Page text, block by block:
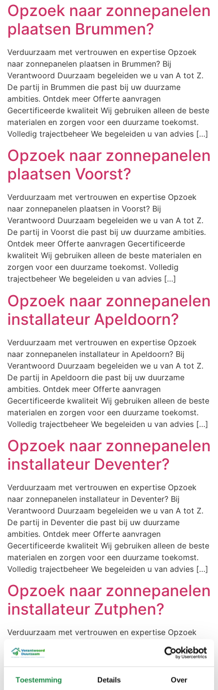
Toestemming Details Over
Opzoek naar zonnepanelen
plaatsen Brummen?
Verduurzaam met vertrouwen en expertise Opzoek
naar zonnepanelen plaatsen in Brummen? Bij
Verantwoord Duurzaam begeleiden we u van A tot Z.
De partij in Brummen die past bij uw duurzame
ambities. Ontdek meer Offerte aanvragen
Gecertificeerde kwaliteit Wij gebruiken alleen de beste
materialen en zorgen voor een duurzame toekomst.
Volledig trajectbeheer We begeleiden u van advies […]
Opzoek naar zonnepanelen
plaatsen Voorst?
Verduurzaam met vertrouwen en expertise Opzoek
naar zonnepanelen plaatsen in Voorst? Bij
Verantwoord Duurzaam begeleiden we u van A tot Z.
De partij in Voorst die past bij uw duurzame ambities.
Ontdek meer Offerte aanvragen Gecertificeerde
kwaliteit Wij gebruiken alleen de beste materialen en
zorgen voor een duurzame toekomst. Volledig
trajectbeheer We begeleiden u van advies […]
Opzoek naar zonnepanelen
installateur Apeldoorn?
Verduurzaam met vertrouwen en expertise Opzoek
naar zonnepanelen installateur in Apeldoorn? Bij
Verantwoord Duurzaam begeleiden we u van A tot Z.
De partij in Apeldoorn die past bij uw duurzame
ambities. Ontdek meer Offerte aanvragen
Gecertificeerde kwaliteit Wij gebruiken alleen de beste
materialen en zorgen voor een duurzame toekomst.
Volledig trajectbeheer We begeleiden u van advies […]
Opzoek naar zonnepanelen
installateur Deventer?
Verduurzaam met vertrouwen en expertise Opzoek
naar zonnepanelen installateur in Deventer? Bij
Verantwoord Duurzaam begeleiden we u van A tot Z.
De partij in Deventer die past bij uw duurzame
ambities. Ontdek meer Offerte aanvragen
Gecertificeerde kwaliteit Wij gebruiken alleen de beste
materialen en zorgen voor een duurzame toekomst.
Volledig trajectbeheer We begeleiden u van advies […]
Opzoek naar zonnepanelen
installateur Zutphen?
Verduurzaam met vertrouwen en expertise Opzoek
naar zonnepanelen installateur in Zutphen? Bij
Verantwoord Duurzaam begeleiden we u van A tot Z.
ambities. Ontdek meer Offerte aanvragen